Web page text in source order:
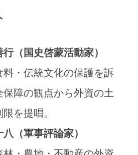
（国史啓蒙活動家）
料・伝統文化の保護を訴
保障の観点から外資の土
を提唱。
（軍事評論家）